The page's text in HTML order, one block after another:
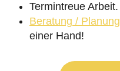
Termintreue Arbeit.
Beratung / Planung
einer Hand!